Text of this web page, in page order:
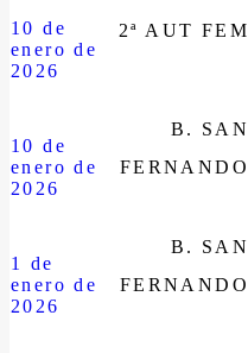
10 de
enero de
2026
2ª AUT FEM
10 de
enero de
2026
B. SAN
FERNANDO
1 de
enero de
2026
B. SAN
FERNANDO